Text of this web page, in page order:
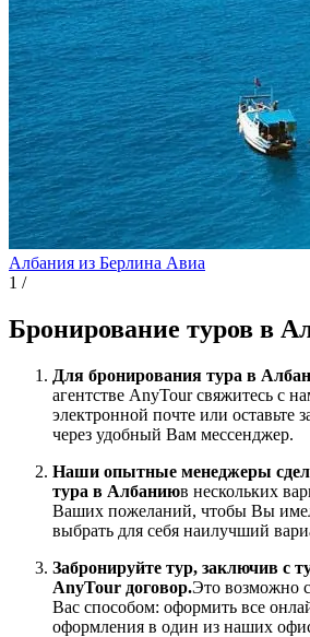
Албания из Берлина Авиа
1 /
Бронирование туров в
Для бронирования тура в
агентстве AnyTour свяжитесь с
электронной почте или оставьте
через удобный Вам мессенджер.
Наши опытные менеджеры
тура в Албаниюв нескольких
Ваших пожеланий, чтобы Вы
выбрать для себя наилучший
Забронируйте тур, заключив с
AnyTour договор.Это возможно
Вас способом: оформить все
оформления в один из наших